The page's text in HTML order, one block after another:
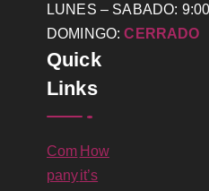
LUNES – SABADO:
DOMINGO:CERRADO
Quick
Links
Com
pany
How
it’s